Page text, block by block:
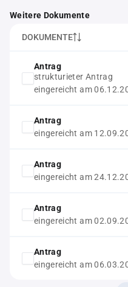
Weitere Dokumente
DOKUMENTE
Antrag
strukturieter Antrag
eingereicht am
Antrag
eingereicht am
Antrag
eingereicht am
Antrag
eingereicht am
Antrag
eingereicht am